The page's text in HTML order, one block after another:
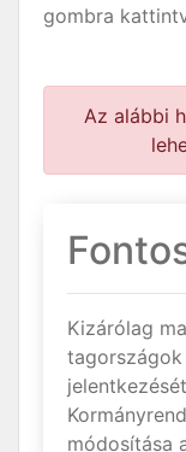
gombra
Az alábbi
Kizárólag
módosítása